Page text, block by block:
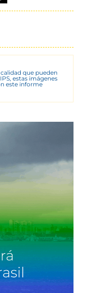
que pueden
estas imágenes
este informe